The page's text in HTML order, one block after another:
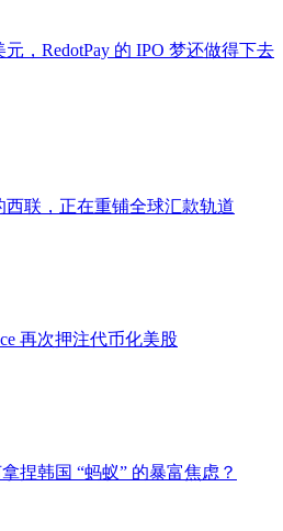
，RedotPay 的 IPO 梦还做得下去
西联，正在重铺全球汇款轨道
再次押注代币化美股
捏韩国 “蚂蚁” 的暴富焦虑？